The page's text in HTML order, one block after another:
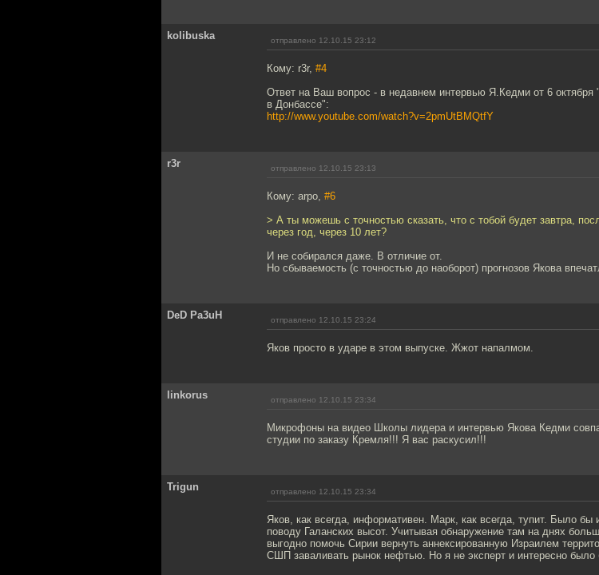
kolibuska отправлено 12.10.15 23:12
Кому: r3r, #4
Ответ на Ваш вопрос - в недавнем интервью Я.Кедми от 6
в Донбассе":
http://www.youtube.com/watch?v=2pmUtBMQtfY
r3r отправлено 12.10.15 23:13
Кому: arpo, #6
> А ты можешь с точностью сказать, что с тобой будет завтра,
через год, через 10 лет?
И не собирался даже. В отличие от.
Но сбываемость (с точностью до наоборот) прогнозов Якова
DeD Pa3uH отправлено 12.10.15 23:24
Яков просто в ударе в этом выпуске. Жжот напалмом.
linkorus отправлено 12.10.15 23:34
Микрофоны на видео Школы лидера и интервью Якова Кедми
студии по заказу Кремля!!! Я вас раскусил!!!
Trigun отправлено 12.10.15 23:34
Яков, как всегда, информативен. Марк, как всегда, тупит. Было
поводу Галанских высот. Учитывая обнаружение там на днях
выгодно помочь Сирии вернуть аннексированную Израилем
СШП заваливать рынок нефтью. Но я не эксперт и интересно